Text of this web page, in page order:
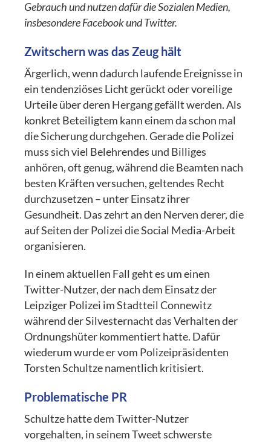
Gebrauch und nutzen dafür die Sozialen Medien,
insbesondere Facebook und Twitter.
Zwitschern was das Zeug hält
Ärgerlich, wenn dadurch laufende Ereignisse in
ein tendenziöses Licht gerückt oder voreilige
Urteile über deren Hergang gefällt werden. Als
konkret Beteiligtem kann einem da schon mal
die Sicherung durchgehen. Gerade die Polizei
muss sich viel Belehrendes und Billiges
anhören, oft genug, während die Beamten nach
besten Kräften versuchen, geltendes Recht
durchzusetzen – unter Einsatz ihrer
Gesundheit. Das zehrt an den Nerven derer, die
auf Seiten der Polizei die Social Media-Arbeit
organisieren.
In einem aktuellen Fall geht es um einen
Twitter-Nutzer, der nach dem Einsatz der
Leipziger Polizei im Stadtteil Connewitz
während der Silvesternacht das Verhalten der
Ordnungshüter kommentiert hatte. Dafür
wiederum wurde er vom Polizeipräsidenten
Torsten Schultze namentlich kritisiert.
Problematische PR
Schultze hatte dem Twitter-Nutzer
vorgehalten, in seinem Tweet schwerste